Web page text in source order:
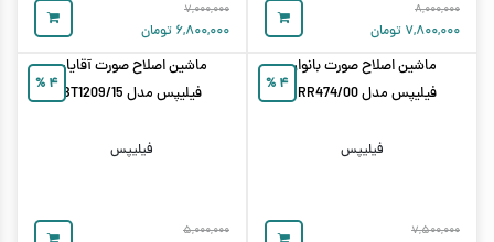
۸,۰۰۰,۰۰۰
۷,۸۰۰,۰۰۰ تومان
۷,۰۰۰,۰۰۰
۶,۸۰۰,۰۰۰ تومان
۴ %
ماشین اصلاح صورت بانوان
فیلیپس مدل BRR474/00
فیلیپس
۷,۵۰۰,۰۰۰
۴ %
ماشین اصلاح صورت آقایان
فیلیپس مدل BT1209/15
فیلیپس
۵,۰۰۰,۰۰۰